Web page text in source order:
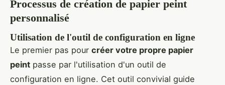
Processus de création de papier peint
personnalisé
Utilisation de l'outil de configuration en ligne
Le premier pas pour créer votre propre papier
peint passe par l'utilisation d'un outil de
configuration en ligne. Cet outil convivial guide